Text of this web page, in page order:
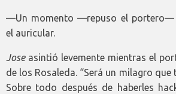
—Un momento —repuso el portero—
el auricular.
Joseasintió levemente mientras el
de los Rosaleda. “Será un milagro que
Sobre todo después de haberles